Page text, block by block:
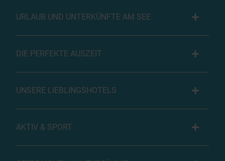
URLAUB UND UNTERKÜNFTE AM SEE
DIE PERFEKTE AUSZEIT
UNSERE LIEBLINGSHOTELS
AKTIV & SPORT